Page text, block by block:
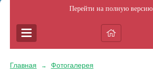
Перейти на полную версию
Главная → Фотогалерея